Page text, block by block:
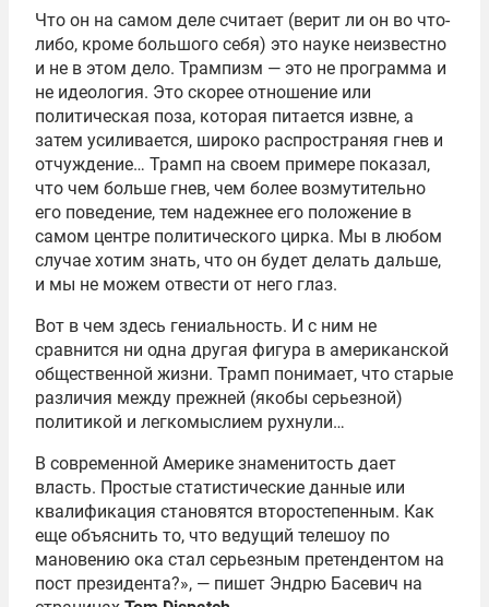
Что он на самом деле считает (верит ли он во что-
либо, кроме большого себя) это науке неизвестно
и не в этом дело. Трампизм — это не программа и
не идеология. Это скорее отношение или
политическая поза, которая питается извне, а
затем усиливается, широко распространяя гнев и
отчуждение… Трамп на своем примере показал,
что чем больше гнев, чем более возмутительно
его поведение, тем надежнее его положение в
самом центре политического цирка. Мы в любом
случае хотим знать, что он будет делать дальше,
и мы не можем отвести от него глаз.
Вот в чем здесь гениальность. И с ним не
сравнится ни одна другая фигура в американской
общественной жизни. Трамп понимает, что старые
различия между прежней (якобы серьезной)
политикой и легкомыслием рухнули…
В современной Америке знаменитость дает
власть. Простые статистические данные или
квалификация становятся второстепенным. Как
еще объяснить то, что ведущий телешоу по
мановению ока стал серьезным претендентом на
пост президента?», — пишет Эндрю Басевич на